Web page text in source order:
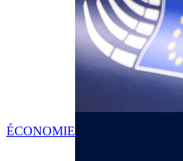
ÉCONOMIE